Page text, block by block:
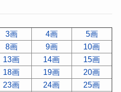
3画 4画
5画
8画 9画
10画
13画 14画
15画
18画 19画
20画
23画 24画
25画